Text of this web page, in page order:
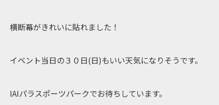
横断幕がきれいに貼れました！
イベント当日の３０日(日)もいい天気になりそうです。
IAIパラスポーツパークでお待ちしています。